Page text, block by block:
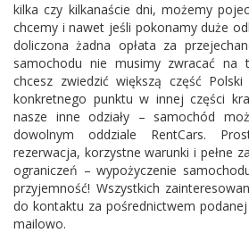
kilka czy kilkanaście dni, możemy
chcemy i nawet jeśli pokonamy duże
doliczona żadna opłata za
samochodu nie musimy zwracać na
chcesz zwiedzić większą część
konkretnego punktu w innej części
nasze inne odziały – samochód
dowolnym oddziale RentCars.
rezerwacja, korzystne warunki i pełne
ograniczeń – wypożyczenie
przyjemność! Wszystkich
do kontaktu za pośrednictwem
mailowo.